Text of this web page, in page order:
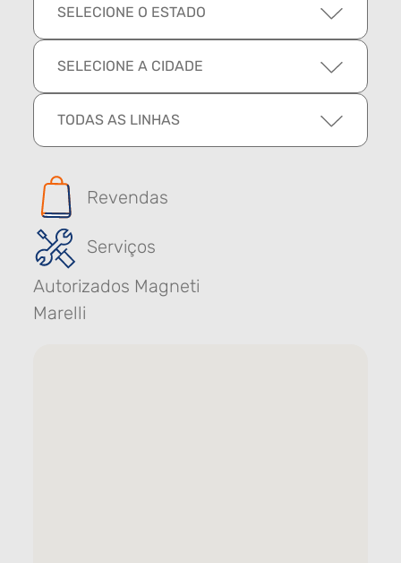
SELECIONE O ESTADO
SELECIONE A CIDADE
TODAS AS LINHAS
Revendas
Serviços
Autorizados Magneti
Marelli